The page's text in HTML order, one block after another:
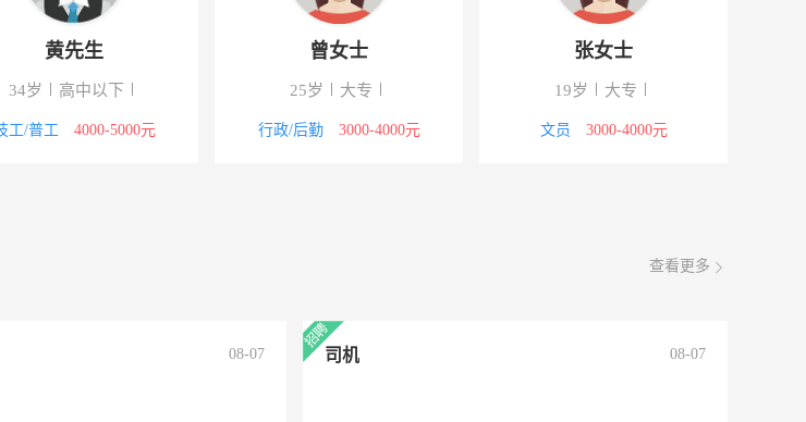
08-07
08-07
-海南乐东 08-07
黄先生
34岁 高中以下
工/普工 4000-5000元
曾女士
25岁 大专
行政/后勤 3000-4000元
张女士
19岁 大专
文员 3000-4000元
查看更多
08-07 司机 08-07